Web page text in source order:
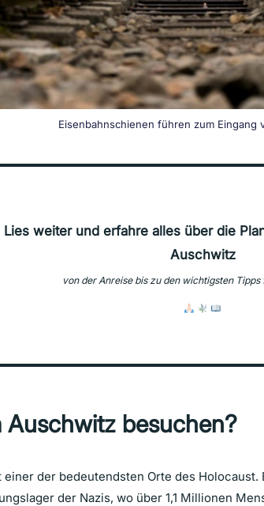
Eisenbahnschienen führen zum Eingang
Lies weiter und erfahre alles über die
Auschwitz
von der Anreise bis zu den wichtigsten
Auschwitz besuchen?
der bedeutendsten Orte des Holocaust.
der Nazis, wo über 1,1 Millionen